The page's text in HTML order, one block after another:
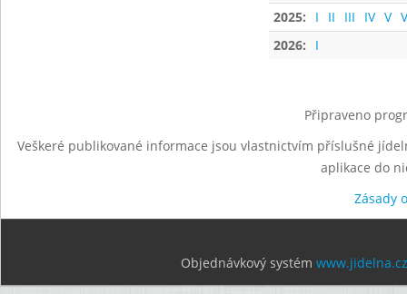
2025:
I II III IV V
2026:
I
Připraveno
Veškeré publikované informace jsou vlastnictvím příslušné
aplikace do
Zásady
Objednávkový systém www.jidelna.cz